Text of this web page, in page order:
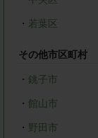
・ 若葉区
その他市区町村
・ 銚子市
・ 館山市
・ 野田市